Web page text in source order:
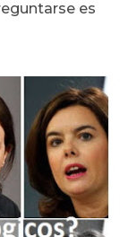
es